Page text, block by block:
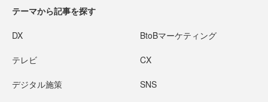
テーマから記事を探す
DX BtoBマーケティング
テレビ CX
デジタル施策 SNS